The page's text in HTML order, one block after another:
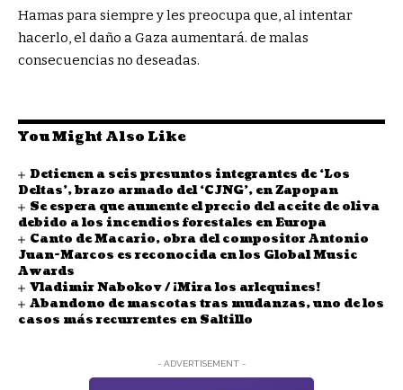
Hamas para siempre y les preocupa que, al intentar
hacerlo, el daño a Gaza aumentará. de malas
consecuencias no deseadas.
You Might Also Like
Detienen a seis presuntos integrantes de ‘Los
Deltas’, brazo armado del ‘CJNG’, en Zapopan
Se espera que aumente el precio del aceite de oliva
debido a los incendios forestales en Europa
Canto de Macario, obra del compositor Antonio
Juan-Marcos es reconocida en los Global Music
Awards
Vladimir Nabokov / ¡Mira los arlequines!
Abandono de mascotas tras mudanzas, uno de los
casos más recurrentes en Saltillo
- ADVERTISEMENT -